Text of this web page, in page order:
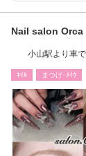
Nail salon Orca
小山駅より車
ﾈｲﾙ まつげ･ﾒｲｸ